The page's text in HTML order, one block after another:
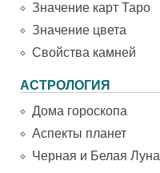
Значение карт Таро
Значение цвета
Свойства камней
АСТРОЛОГИЯ
Дома гороскопа
Аспекты планет
Черная и Белая Луна